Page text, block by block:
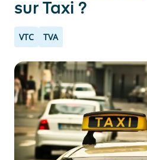
sur Taxi ?
VTC TVA